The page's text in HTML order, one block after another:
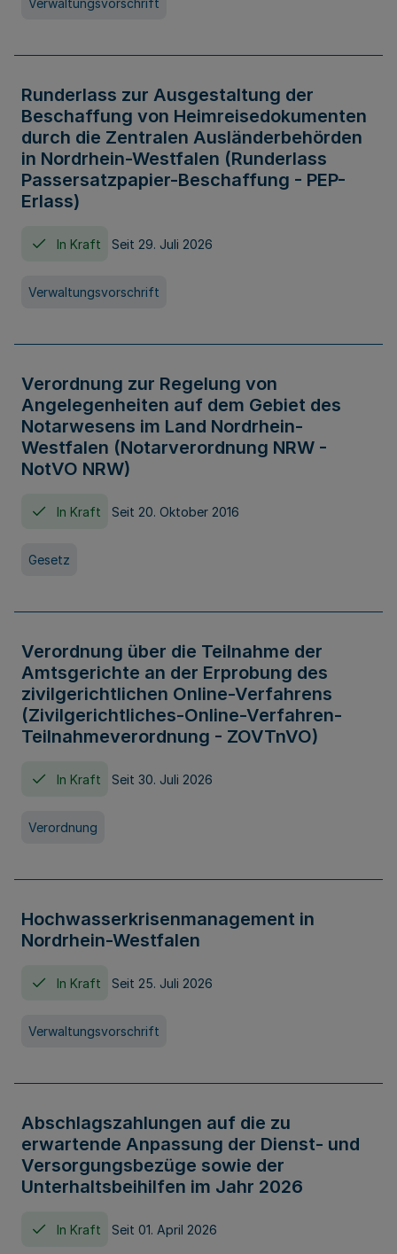
Verwaltungsvorschrift
Runderlass zur Ausgestaltung der
Beschaffung von Heimreisedokumenten
durch die Zentralen Ausländerbehörden
in Nordrhein-Westfalen (Runderlass
Passersatzpapier-Beschaffung - PEP-
Erlass)
In Kraft Seit 29. Juli 2026
Verwaltungsvorschrift
Verordnung zur Regelung von
Angelegenheiten auf dem Gebiet des
Notarwesens im Land Nordrhein-
Westfalen (Notarverordnung NRW -
NotVO NRW)
In Kraft Seit 20. Oktober 2016
Gesetz
Verordnung über die Teilnahme der
Amtsgerichte an der Erprobung des
zivilgerichtlichen Online-Verfahrens
(Zivilgerichtliches-Online-Verfahren-
Teilnahmeverordnung - ZOVTnVO)
In Kraft Seit 30. Juli 2026
Verordnung
Hochwasserkrisenmanagement in
Nordrhein-Westfalen
In Kraft Seit 25. Juli 2026
Verwaltungsvorschrift
Abschlagszahlungen auf die zu
erwartende Anpassung der Dienst- und
Versorgungsbezüge sowie der
Unterhaltsbeihilfen im Jahr 2026
In Kraft Seit 01. April 2026